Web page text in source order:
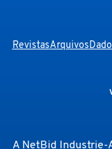
RevistasArquivos
A NetBid Industrie-